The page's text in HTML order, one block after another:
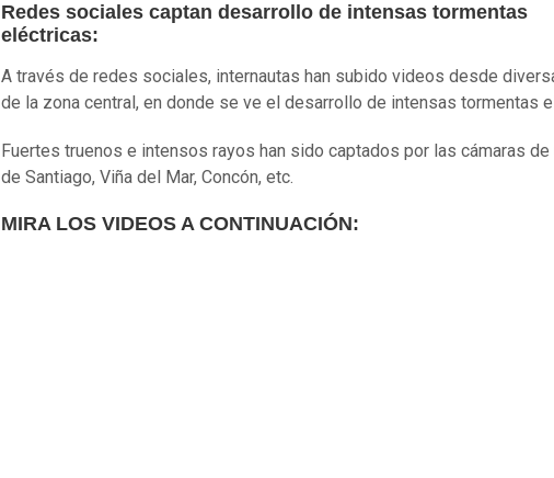
Redes sociales captan desarrollo de intensas tormentas
eléctricas:
A través de redes sociales, internautas han subido videos desde
de la zona central, en donde se ve el desarrollo de intensas tormentas
Fuertes truenos e intensos rayos han sido captados por las cámaras de
de Santiago, Viña del Mar, Concón, etc.
MIRA LOS VIDEOS A CONTINUACIÓN: